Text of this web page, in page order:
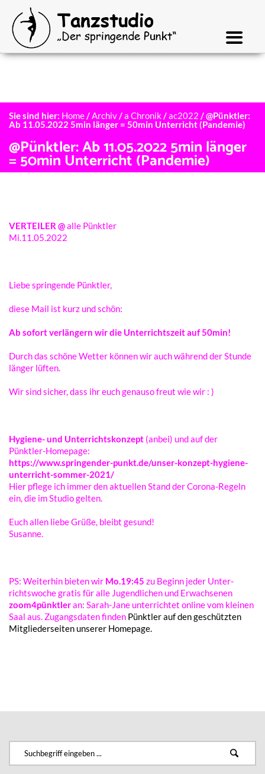
@Pünktler: Ab 11.05.2022 5min länger
= 50min Unterricht (Pandemie)
Sie sind hier: Home/Archiv/a Chronik/ac2022 /@Pünktler:
Ab 11.05.2022 5min länger = 50min Unterricht (Pandemie)
VERTEILER @alle Pünktler
Mi.11.05.2022
Liebe sprin­gen­de Pünktler,
diese Mail ist kurz und schön:
Ab sofort verlän­gern wir die Unter­richts­zeit auf 50min!
Durch das schö­ne Wetter können wir auch während der Stun­de
länger lüften.
Wir sind sicher, dass ihr euch genau­so freut wie wir : )
Hygie­ne- und Unter­richts­kon­zept (anbei) und auf der
Pünktler-Homepage:
https://www.springender-punkt.de/unser-konzept-hygiene-
unterricht-sommer-2021/
Hier pfle­ge ich immer den aktu­el­len Stand der Coro­na-Regeln
ein, die im Studio gelten.
Euch allen liebe Grüße, bleibt gesund!
Susan­ne.
PS: Weiter­hin bieten wir Mo.19:45zu Beginn jeder Unter­
richts­wo­che gratis für alle Jugend­li­chen und Erwach­se­nen
zoom4pünktleran: Sarah-Jane unter­rich­tet online vom klei­nen
Saal aus. Zugangs­da­ten finden Pünkt­ler auf den geschütz­ten
Mitglie­der­sei­ten unse­rer Homepage.